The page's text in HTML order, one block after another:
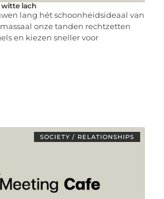
witte lach
lang hét schoonheidsideaal van
onze tanden rechtzetten
en kiezen sneller voor
SOCIETY / RELATIONSHIPS